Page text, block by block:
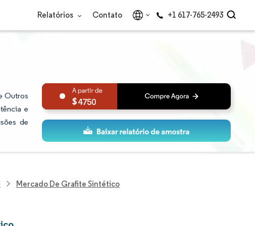
Relatórios Contato +1 617-765-2493
Outros
e
de
4750
Mercado De Grafite Sintético